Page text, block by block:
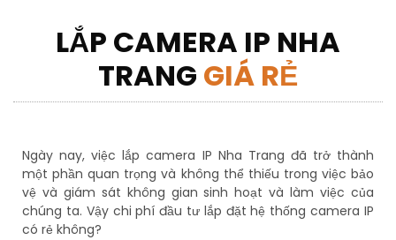
LẮP CAMERA IP NHA
TRANG GIÁ RẺ
Ngày nay, việc lắp camera IP Nha Trang đã trở thành
một phần quan trọng và không thể thiếu trong việc bảo
vệ và giám sát không gian sinh hoạt và làm việc của
chúng ta. Vậy chi phí đầu tư lắp đặt hệ thống camera IP
có rẻ không?